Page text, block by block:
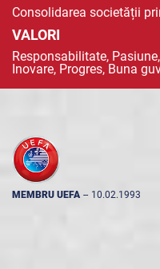
Consolidarea societății
VALORI
Responsabilitate,
Inovare, Progres, Buna
MEMBRU UEFA -- 10.02.1993